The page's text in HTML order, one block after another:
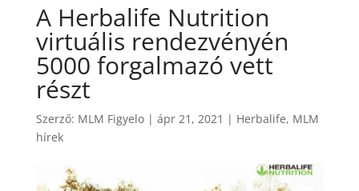
A Herbalife Nutrition
virtuális rendezvényén
5000 forgalmazó vett
részt
Szerző: MLM Figyelo| ápr 21, 2021 | Herbalife, MLM
hírek